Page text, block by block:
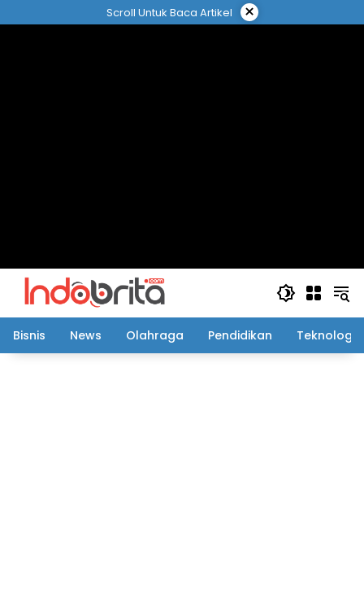
ke
Scroll Untuk Baca Artikel ×
Bisnis News Olahraga Pendidikan Teknologi